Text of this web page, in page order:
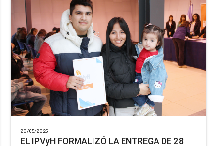
20/05/2025
EL IPVyH FORMALIZÓ LA ENTREGA DE 28